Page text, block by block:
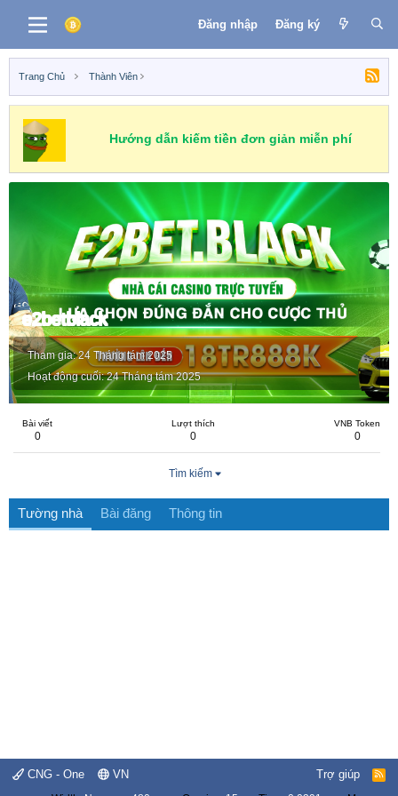
Đăng nhập Đăng ký
Trang Chủ Thành Viên
Hướng dẫn kiếm tiền đơn giản miễn phí
e2betblack
Tham gia 24 Tháng tám 2025
Hoạt động cuối 24 Tháng tám 2025
Bài viết
0
Lượt thích
0
VNB Token
0
Tìm kiếm
Tường nhà Bài đăng Thông tin
CNG - One VN Trợ giúp
R